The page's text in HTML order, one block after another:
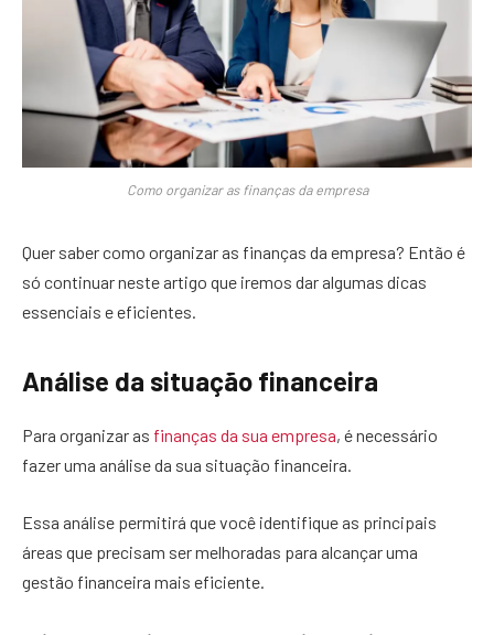
Como organizar as finanças da empresa
Quer saber como organizar as finanças da empresa? Então é
só continuar neste artigo que iremos dar algumas dicas
essenciais e eficientes.
Análise da situação financeira
Para organizar as finanças da sua empresa, é necessário
fazer uma análise da sua situação financeira.
Essa análise permitirá que você identifique as principais
áreas que precisam ser melhoradas para alcançar uma
gestão financeira mais eficiente.